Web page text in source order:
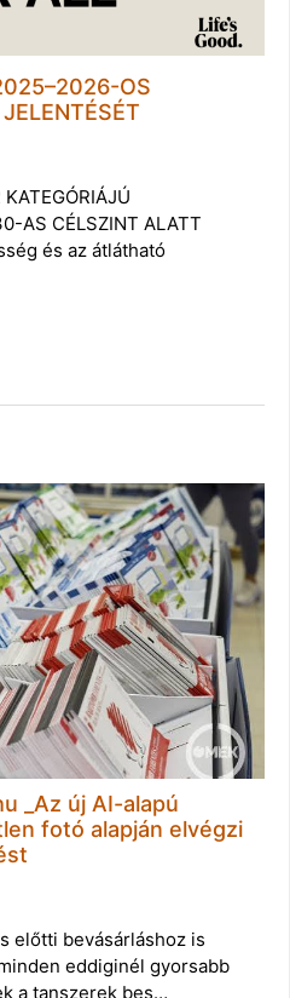
OS
AS CÉLSZINT ALATT
és az átlátható
_Az új AI-alapú
fotó alapján elvégzi
előtti bevásárláshoz is
eddiginél gyorsabb
a tanszerek bes…